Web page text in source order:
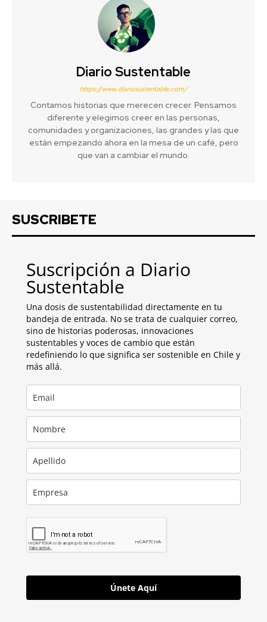
Diario Sustentable
https://www.diariosustentable.com/
Contamos historias que merecen crecer. Pensamos
diferente y elegimos creer en las personas,
comunidades y organizaciones, las grandes y las que
están empezando ahora en la mesa de un café, pero
que van a cambiar el mundo.
SUSCRIBETE
Suscripción a Diario
Sustentable
Una dosis de sustentabilidad directamente en tu
bandeja de entrada. No se trata de cualquier correo,
sino de historias poderosas, innovaciones
sustentables y voces de cambio que están
redefiniendo lo que significa ser sostenible en Chile y
más allá.
Únete Aquí